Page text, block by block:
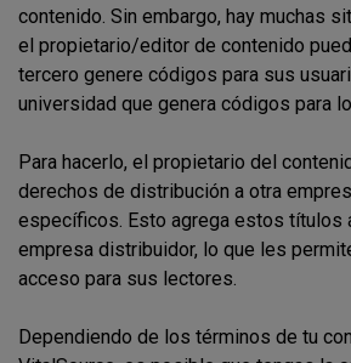
contenido. Sin embargo, hay muchas
el propietario/editor de contenido
tercero genere códigos para sus
universidad que genera códigos para
Para hacerlo, el propietario del
derechos de distribución a otra
específicos. Esto agrega estos títulos
empresa distribuidor, lo que les
acceso para sus lectores.
Dependiendo de los términos de tu